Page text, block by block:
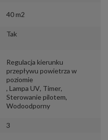
40 m2
Tak
Regulacja kierunku
przepływu powietrza w
poziomie
, Lampa UV, Timer,
Sterowanie pilotem,
Wodoodporny
3